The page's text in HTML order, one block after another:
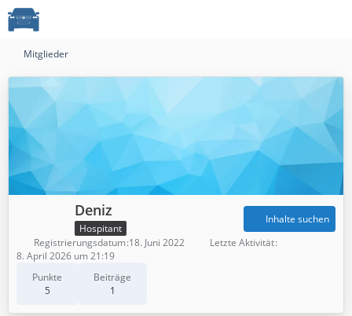
Mitglieder
Deniz
Hospitant
Punkte
5
Beiträge
1
Inhalte suchen
Registrierungsdatum 18. Juni 2022
Letzte Aktivität
8. April 2026 um 21:19